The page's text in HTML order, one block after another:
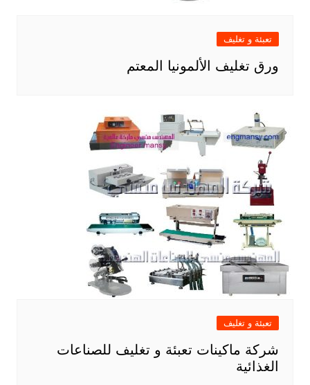
تعبئة و تغليف
ورق تغليف الألمونيا المعتم
تعبئة و تغليف
شركة ماكينات تعبئة و تغليف للصناعات
الغذائية